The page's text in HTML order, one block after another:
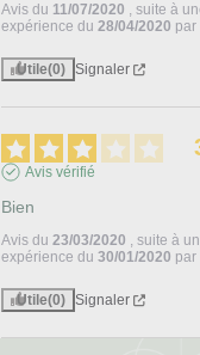
Avis du 11/07/2020 , suite à
expérience du28/04/2020 par
Utile(0) Signaler
Avis vérifié
Bien
Avis du23/03/2020 , suite à
expérience du30/01/2020 par
Utile(0) Signaler